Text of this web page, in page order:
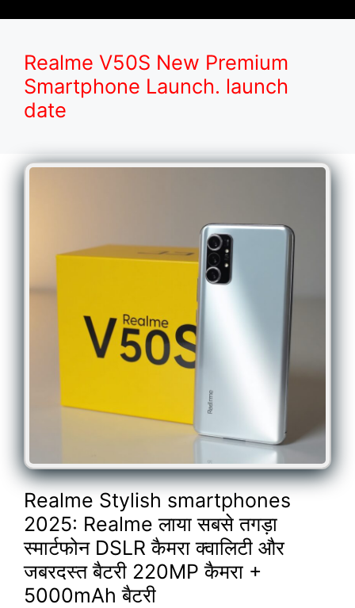
Realme V50S New Premium
Smartphone Launch. launch
date
Realme Stylish smartphones
2025: Realme लाया सबसे तगड़ा
स्मार्टफोन DSLR कैमरा क्वालिटी और
जबरदस्त बैटरी 220MP कैमरा +
5000mAh बैटरी